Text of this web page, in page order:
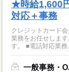
★時給1,600
対応＋事務
クレジットカード
業務をお任せしま
す。 ■電話対応業務
一般事務・